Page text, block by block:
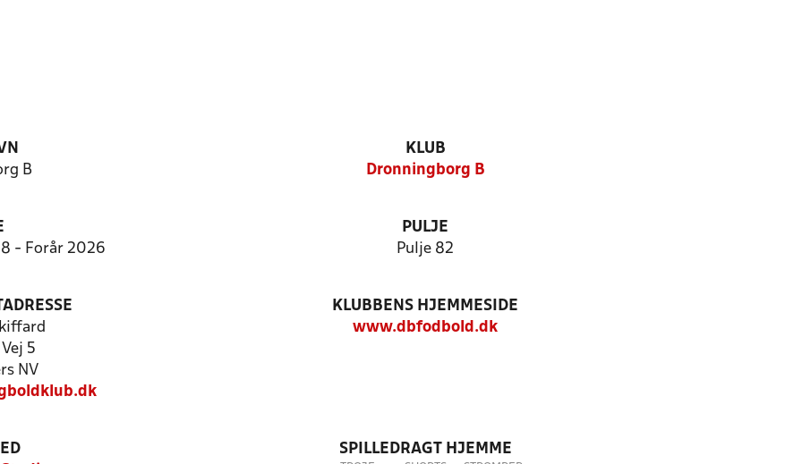
B
KLUB
Dronningborg B
- Forår 2026
PULJE
Pulje 82
5
NV
KLUBBENS HJEMMESIDE
www.dbfodbold.dk
SPILLEDRAGT HJEMME